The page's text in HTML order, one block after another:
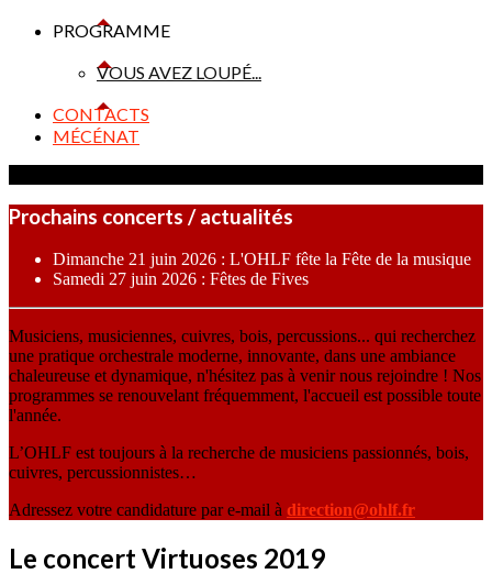
PROGRAMME
VOUS AVEZ LOUPÉ...
CONTACTS
MÉCÉNAT
Prochains concerts / actualités
Dimanche 21 juin 2026 : L'OHLF fête la Fête de la musique
Samedi 27 juin 2026 : Fêtes de Fives
Musiciens, musiciennes, cuivres, bois, percussions... qui recherchez
une pratique orchestrale moderne, innovante, dans une ambiance
chaleureuse et dynamique, n'hésitez pas à venir nous rejoindre ! Nos
programmes se renouvelant fréquemment, l'accueil est possible toute
l'année.
L’OHLF est toujours à la recherche de musiciens passionnés, bois,
cuivres, percussionnistes…
Adressez votre candidature par e-mail à direction@ohlf.fr
Le concert Virtuoses 2019